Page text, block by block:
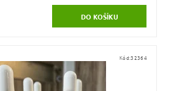
Kód:32364